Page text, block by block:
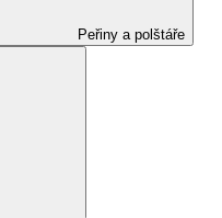
Peřiny a polštáře